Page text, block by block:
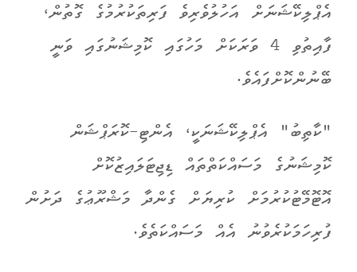
އެޕްލިކޭޝަނަށް އަހުލުވެރިވެ ފަރިތަކުރުމުގެ ގޮތުން،
ފާއިތުވި 4 ވަރަކަށް މަހުގައި ކޮމިޝަނުގައި ވަނީ
ބޭނުންކޮށްފައެވެ.
"ކާތިބު" އެޕްލިކޭޝަނަކީ، އެންޓި-ކޮރަޕްޝަން
ކޮމިޝަނުގެ މަސައްކަތްތައް ޑިޖިޓަލައިޒުކޮށް
އޮޓޮމޭޓުކުރުމަށް ކުރިޔަށް ގެންދާ މަޝްރޫޢުގެ ދަށުން
ފުރިހަމަކުރެވުނު އެއް މަސައްކަތެވެ.